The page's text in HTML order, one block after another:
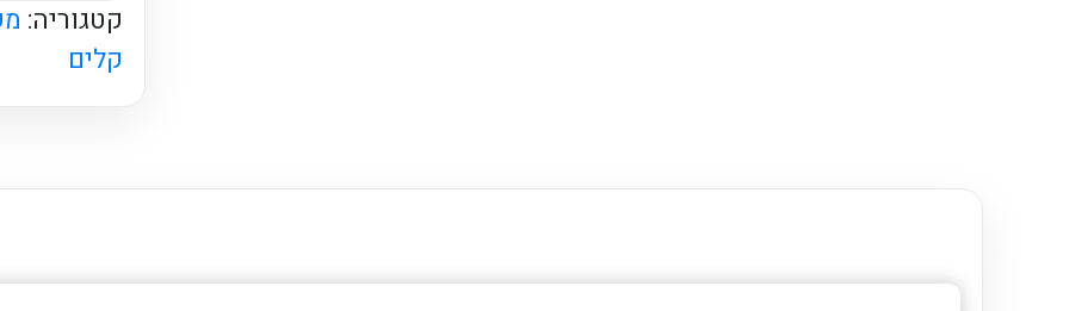
קטגוריה:
קלים